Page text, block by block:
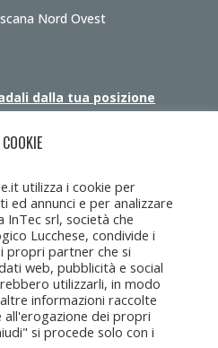
Nord Ovest
dalla tua posizione
utilizza i cookie per
ed annunci e per analizzare
srl, società che
Lucchese, condivide i
propri partner che si
web, pubblicità e social
utilizzarli, in modo
informazioni raccolte
dei propri
si procede solo con i